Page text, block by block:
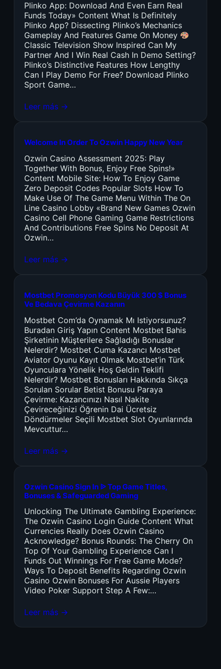
Plinko App: Download And Even Earn Real
Funds Today» Content What Is Definitely
Plinko App? Dissecting Plinko’s Mechanics
Gameplay And Features Game On Money
Classic Television Show Inspired Can My
Partner And I Win Real Cash In Demo Setting?
Plinko’s Distinctive Features How Lengthy
Can I Play Demo For Free? Download Plinko
Sport Game…
Leer más →
Welcome In Order To Ozwin Happy New Year
Ozwin Casino Assessment 2025: Play
Together With Bonus, Enjoy Free Spins!»
Content Mobile Site: How To Enjoy Game
Zero Deposit Codes Popular Slots How To
Make Use Of The Game Menu Within The On
Line Casino Lobby «Brand New Games Ozwin
Casino Cell Phone Gaming Game Restrictions
And Contributions Free Spins No Deposit At
Ozwin…
Leer más →
Mostbet Promosyon Kodu Büyük 300 $ Bonus
Ve Bedava Çevirme Kazanın
Mostbet Com’da Oynamak Mı Istiyorsunuz?
Buradan Giriş Yapın Content Mostbet Bahis
Şirketinin Müşterilere Sağladığı Bonuslar
Nelerdir? Mostbet Cuma Kazancı Mostbet
Aviator Oyunu Kayıt Olmak Mostbet’in Türk
Oyunculara Yönelik Hoş Geldin Teklifi
Nelerdir? Mostbet Bonusları Hakkında Sıkça
Sorulan Sorular Betist Bonusu Paraya
Çevirme: Kazancınızı Nasıl Nakite
Çevireceğinizi Öğrenin Dai Ücretsiz
Döndürmeler Seçili Mostbet Slot Oyunlarında
Mevcuttur…
Leer más →
Ozwin Casino Sign In ᐉ Top Game Titles,
Bonuses & Safeguarded Gaming
Unlocking The Ultimate Gambling Experience:
The Ozwin Casino Login Guide Content What
Currencies Really Does Ozwin Casino
Acknowledge? Bonus Rounds: The Cherry On
Top Of Your Gambling Experience Can I
Funds Out Winnings For Free Game Mode?
Ways To Deposit Benefits Regarding Ozwin
Casino Ozwin Bonuses For Aussie Players
Video Poker Support Step A Few:…
Leer más →